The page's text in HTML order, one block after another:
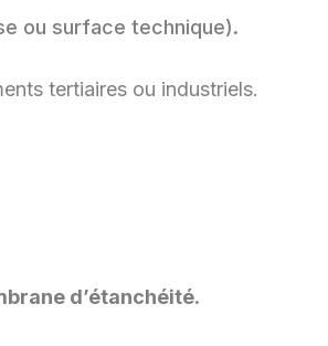
ou surface technique).
tertiaires ou industriels.
d’étanchéité.